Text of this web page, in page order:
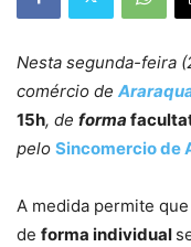
Nesta segunda-feira
comércio de
15h, de forma
pelo Sincomerciode
A medida permite
de forma individual